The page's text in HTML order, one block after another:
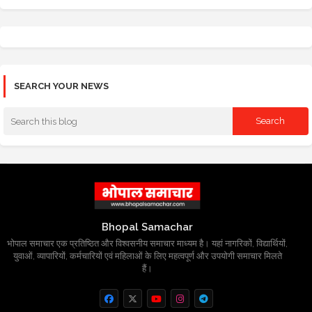
SEARCH YOUR NEWS
Bhopal Samachar
भोपाल समाचार एक प्रतिष्ठित और विश्वसनीय समाचार माध्यम है। यहां नागरिकों, विद्यार्थियों,
युवाओं, व्यापारियों, कर्मचारियों एवं महिलाओं के लिए महत्वपूर्ण और उपयोगी समाचार मिलते
हैं।